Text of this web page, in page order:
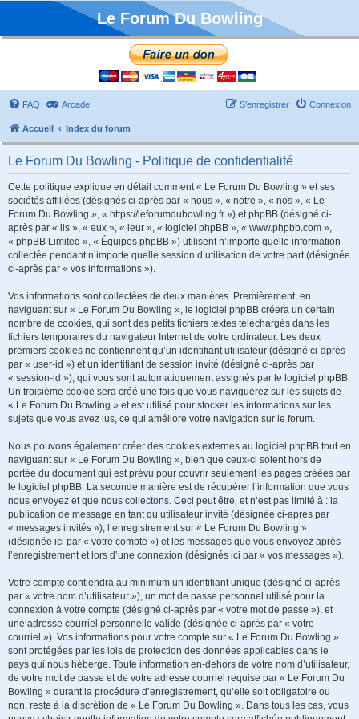
Le Forum Du Bowling
FAQ Arcade Connexion
S’enregistrer
Accueil Index du forum
Le Forum Du Bowling - Politique de confidentialité
Cette politique explique en détail comment « Le Forum Du Bowling » et ses
sociétés affiliées (désignés ci-après par « nous », « notre », « nos », « Le
Forum Du Bowling », « https://leforumdubowling.fr ») et phpBB (désigné ci-
après par « ils », « eux », « leur », « logiciel phpBB », « www.phpbb.com »,
« phpBB Limited », « Équipes phpBB ») utilisent n’importe quelle information
collectée pendant n’importe quelle session d’utilisation de votre part (désignée
ci-après par « vos informations »).
Vos informations sont collectées de deux manières. Premièrement, en
naviguant sur « Le Forum Du Bowling », le logiciel phpBB créera un certain
nombre de cookies, qui sont des petits fichiers textes téléchargés dans les
fichiers temporaires du navigateur Internet de votre ordinateur. Les deux
premiers cookies ne contiennent qu’un identifiant utilisateur (désigné ci-après
par « user-id ») et un identifiant de session invité (désigné ci-après par
« session-id »), qui vous sont automatiquement assignés par le logiciel phpBB.
Un troisième cookie sera créé une fois que vous naviguerez sur les sujets de
« Le Forum Du Bowling » et est utilisé pour stocker les informations sur les
sujets que vous avez lus, ce qui améliore votre navigation sur le forum.
Nous pouvons également créer des cookies externes au logiciel phpBB tout en
naviguant sur « Le Forum Du Bowling », bien que ceux-ci soient hors de
portée du document qui est prévu pour couvrir seulement les pages créées par
le logiciel phpBB. La seconde manière est de récupérer l’information que vous
nous envoyez et que nous collectons. Ceci peut être, et n’est pas limité à : la
publication de message en tant qu’utilisateur invité (désignée ci-après par
« messages invités »), l’enregistrement sur « Le Forum Du Bowling »
(désignée ici par « votre compte ») et les messages que vous envoyez après
l’enregistrement et lors d’une connexion (désignés ici par « vos messages »).
Votre compte contiendra au minimum un identifiant unique (désigné ci-après
par « votre nom d’utilisateur »), un mot de passe personnel utilisé pour la
connexion à votre compte (désigné ci-après par « votre mot de passe »), et
une adresse courriel personnelle valide (désignée ci-après par « votre
courriel »). Vos informations pour votre compte sur « Le Forum Du Bowling »
sont protégées par les lois de protection des données applicables dans le
pays qui nous héberge. Toute information en-dehors de votre nom d’utilisateur,
de votre mot de passe et de votre adresse courriel requise par « Le Forum Du
Bowling » durant la procédure d’enregistrement, qu’elle soit obligatoire ou
non, reste à la discrétion de « Le Forum Du Bowling ». Dans tous les cas, vous